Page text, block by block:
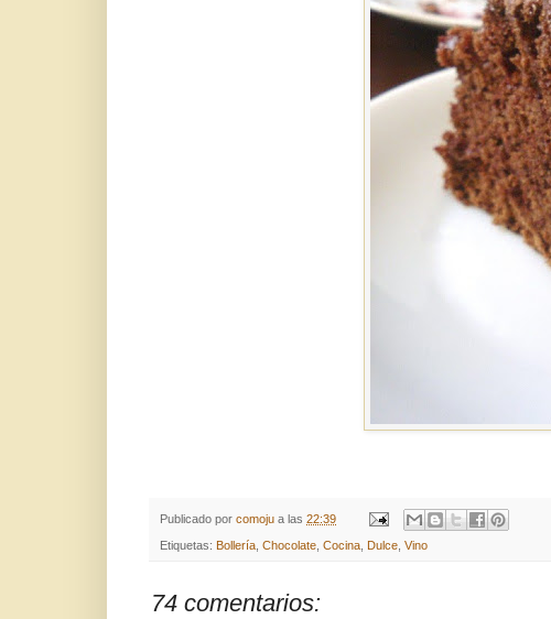
Publicado por comoju a las 22:39
Etiquetas: Bollería Chocolate Cocina Dulce Vino
74 comentarios: